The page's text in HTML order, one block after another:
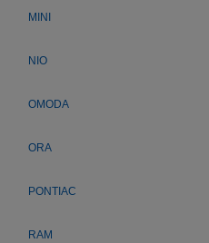
MINI
NIO
OMODA
ORA
PONTIAC
RAM